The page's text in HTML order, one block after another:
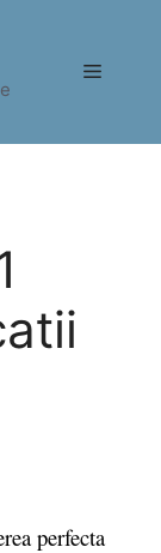
Meniu
perfecta